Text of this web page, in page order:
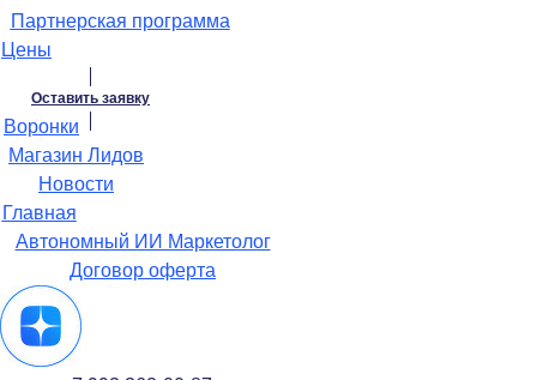
Партнерская программа
Цены
Оставить заявку
Воронки
Магазин Лидов
Новости
Главная
Автономный ИИ Маркетолог
Договор оферта